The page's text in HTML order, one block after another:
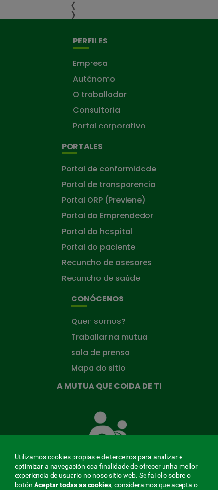
❮
❯
PERFILES
Empresa
Autónomo
O traballador
Consultoría
Portal corporativo
PORTALES
Portal de conformidade
Portal de transparencia
Portal ORP (Previene)
Portal do Emprendedor
Portal do hospital
Portal do paciente
Recuncho de asesores
Recuncho de saúde
CONÓCENOS
Quen somos?
Traballar na mutua
sala de prensa
Mapa do sitio
A MUTUA QUE COIDA DE TI
Mutua
que
Utilizamos cookies propias e de terceiros para analizar e
optimizar a navegación coa finalidade de ofrecer unha mellor
experiencia de usuario no noso sitio web. Se fai clic sobre o
botón Aceptar todas as cookies, consideramos que acepta o